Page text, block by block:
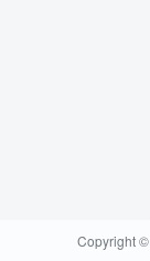
Copyright ©